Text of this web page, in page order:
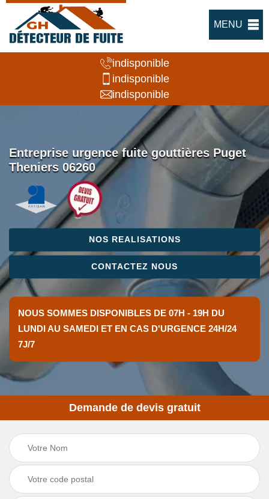
MENU
indisponible
indisponible
indisponible
Entreprise urgence fuite gouttières Puget
Theniers 06260
NOS REALISATIONS
CONTACTEZ NOUS
NOUS SOMMES DISPONIBLES DE 07H - 19H DU
LUNDI AU SAMEDI ET EN CAS D'URGENCE 24H/24
7J/7
Demande de devis gratuit